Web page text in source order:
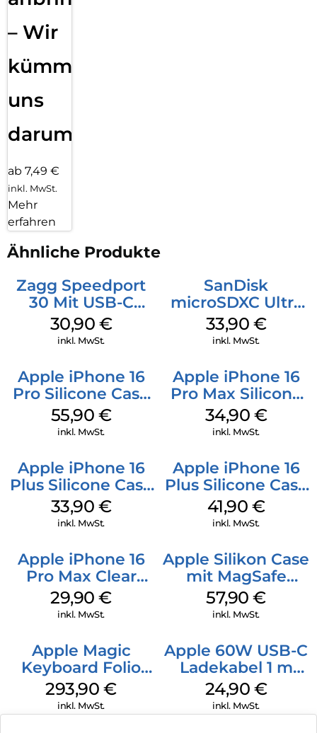
– Wir
kümmern
uns
darum!
ab 7,49 €
inkl. MwSt.
Mehr
erfahren
Ähnliche Produkte
Zagg Speedport
30 Mit USB-C
Kabel Weiß
30,90 €
inkl. MwSt.
SanDisk
microSDXC Ultra
128 GB + Adapter
Mobile
33,90 €
inkl. MwSt.
Apple iPhone 16
Pro Silicone Case
MagSafe Stone
Gray
55,90 €
inkl. MwSt.
Apple iPhone 16
Pro Max Silicone
Case MagSafe
Denim
34,90 €
inkl. MwSt.
Apple iPhone 16
Plus Silicone Case
MagSafe Lake
Green
33,90 €
inkl. MwSt.
Apple iPhone 16
Plus Silicone Case
MagSafe Stone
Gray
41,90 €
inkl. MwSt.
Apple iPhone 16
Pro Max Clear
Case MagSafe
Transparent
29,90€
inkl. MwSt.
Apple Silikon Case
mit MagSafe
iPhone 14 Pro
(PRODUCT)RED
57,90€
inkl. MwSt.
Apple Magic
Keyboard Folio
iPad 10.9″ (10.Gen.)
Weiß
293,90€
inkl. MwSt.
Apple 60W USB-C
Ladekabel 1 m
Weiß
24,90 €
inkl. MwSt.